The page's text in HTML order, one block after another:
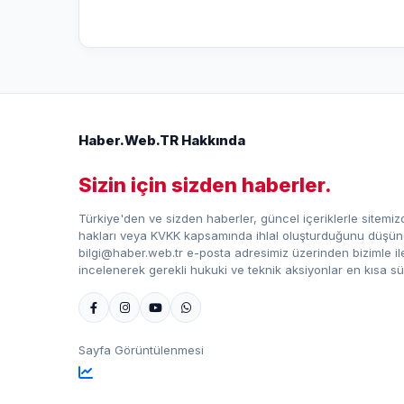
Haber.Web.TR Hakkında
Sizin için sizden haberler.
Türkiye'den ve sizden haberler, güncel içeriklerle
hakları veya KVKK kapsamında ihlal oluşturduğunu
bilgi@haber.web.tr e-posta adresimiz üzerinden bizimle
incelenerek gerekli hukuki ve teknik aksiyonlar en kısa
Sayfa Görüntülenmesi